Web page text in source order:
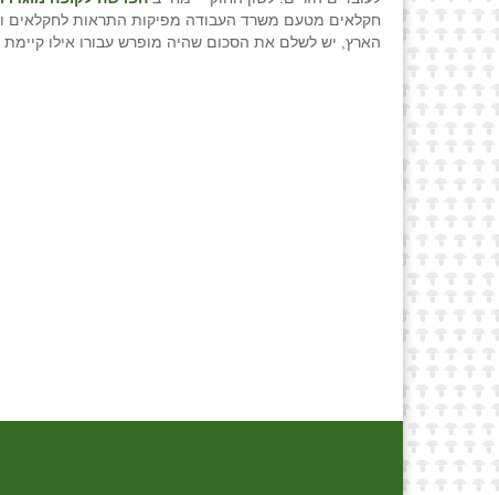
חקלאים מטעם משרד העבודה מפיקות התראות לחקלאים
הארץ, יש לשלם את הסכום שהיה מופרש עבורו אילו קיימת